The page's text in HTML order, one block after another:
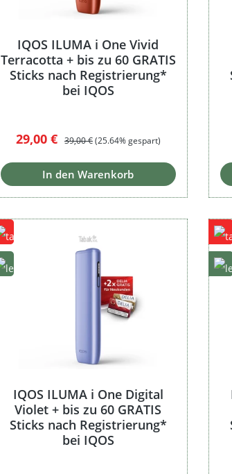
IQOS ILUMA i One Vivid
Terracotta + bis zu 60 GRATIS
Sticks nach Registrierung*
bei IQOS
Verkaufspreis:
29,00 € Regulärer Preis:
39,00 €(25.64% gespart)
In den Warenkorb
IQOS ILUMA i One Digital
Violet + bis zu 60 GRATIS
Sticks nach Registrierung*
bei IQOS